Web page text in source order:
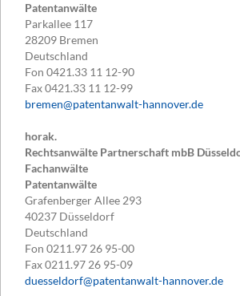
Patentanwälte
Parkallee 117
28209 Bremen
Deutschland
Fon 0421.33 11 12-90
Fax0421.33 11 12-99
bremen@patentanwalt-hannover.de
horak.
Rechtsanwälte Partnerschaft mbB
Fachanwälte
Patentanwälte
Grafenberger Allee 293
40237 Düsseldorf
Deutschland
Fon 0211.97 26 95-00
Fax0211.97 26 95-09
duesseldorf@patentanwalt-hannover.de